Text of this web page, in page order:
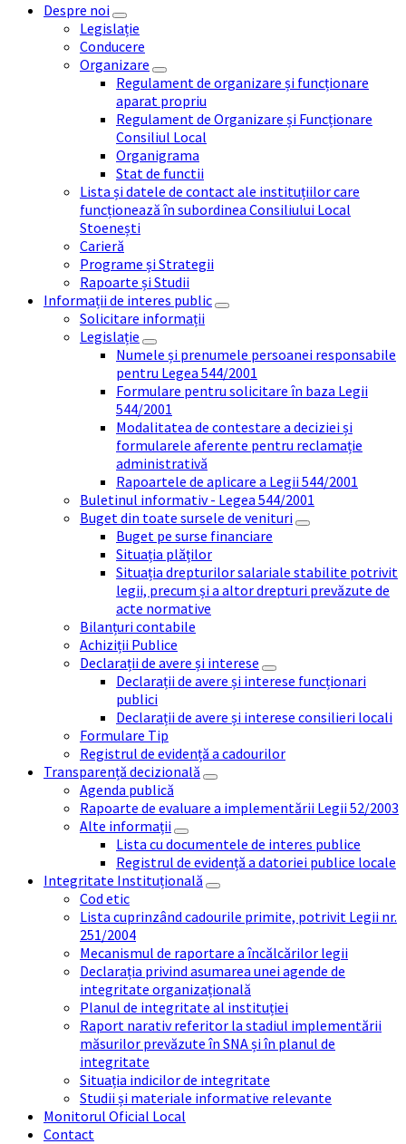
Despre noi
Legislație
Conducere
Organizare
Regulament de organizare și funcționare
aparat propriu
Regulament de Organizare și Funcționare
Consiliul Local
Organigrama
Stat de functii
Lista și datele de contact ale instituțiilor care
funcționează în subordinea Consiliului Local
Stoenești
Carieră
Programe și Strategii
Rapoarte și Studii
Informații de interes public
Solicitare informații
Legislație
Numele și prenumele persoanei responsabile
pentru Legea 544/2001
Formulare pentru solicitare în baza Legii
544/2001
Modalitatea de contestare a deciziei și
formularele aferente pentru reclamație
administrativă
Rapoartele de aplicare a Legii 544/2001
Buletinul informativ - Legea 544/2001
Buget din toate sursele de venituri
Buget pe surse financiare
Situația plăților
Situația drepturilor salariale stabilite potrivit
legii, precum și a altor drepturi prevăzute de
acte normative
Bilanțuri contabile
Achiziții Publice
Declarații de avere și interese
Declarații de avere și interese funcționari
publici
Declarații de avere și interese consilieri locali
Formulare Tip
Registrul de evidență a cadourilor
Transparență decizională
Agenda publică
Rapoarte de evaluare a implementării Legii 52/2003
Alte informații
Lista cu documentele de interes publice
Registrul de evidență a datoriei publice locale
Integritate Instituțională
Cod etic
Lista cuprinzând cadourile primite, potrivit Legii nr.
251/2004
Mecanismul de raportare a încălcărilor legii
Declarația privind asumarea unei agende de
integritate organizațională
Planul de integritate al instituției
Raport narativ referitor la stadiul implementării
măsurilor prevăzute în SNA și în planul de
integritate
Situația indicilor de integritate
Studii și materiale informative relevante
Monitorul Oficial Local
Contact